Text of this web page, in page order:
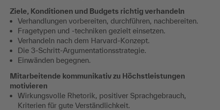
Ziele, Konditionen und Budgets richtig verhandeln
Verhandlungen vorbereiten, durchführen, nachbereiten.
Fragetypen und -techniken gezielt einsetzen.
Verhandeln nach dem Harvard-Konzept.
Die 3-Schritt-Argumentationsstrategie.
Einwänden begegnen.
Mitarbeitende kommunikativ zu Höchstleistungen
motivieren
Wirkungsvolle Rhetorik, positiver Sprachgebrauch,
Kriterien für gute Verständlichkeit.